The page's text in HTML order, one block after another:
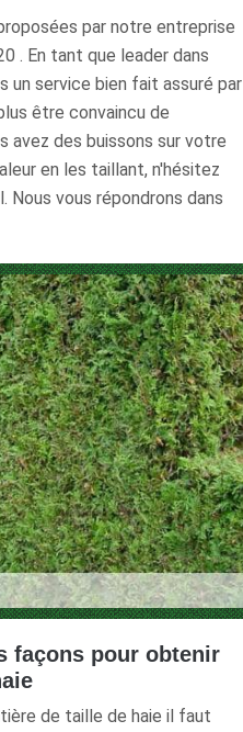
par notre entreprise
. En tant que leader dans
un service bien fait assuré par
être convaincu de
avez des buissons sur votre
en les taillant, n'hésitez
Nous vous répondrons dans
façons pour obtenir
de taille de haie il faut